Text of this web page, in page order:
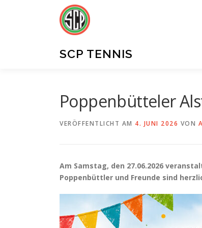
SCP TENNIS
Poppenbütteler
VERÖFFENTLICHT AM 4. JUNI 2026 VON
Am Samstag, den 27.06.2026
Poppenbüttler und Freunde sind